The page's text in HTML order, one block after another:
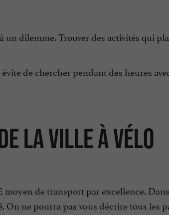
un dilemme. Trouver des activités qui
de chercher pendant des heures
LA VILLE À VÉLO
moyen de transport par excellence.
. On ne pourra pas vous décrire tous les